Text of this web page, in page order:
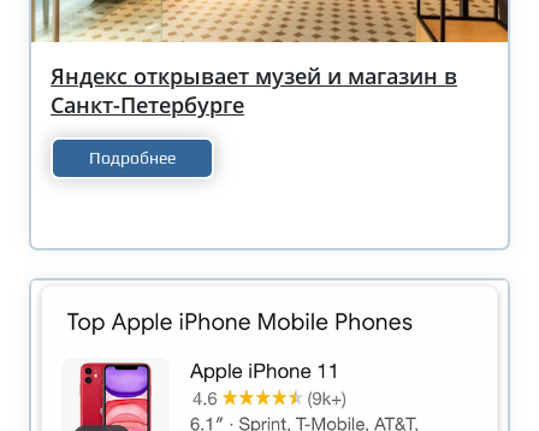
Яндекс открывает музей и магазин в
Санкт-Петербурге
Подробнее